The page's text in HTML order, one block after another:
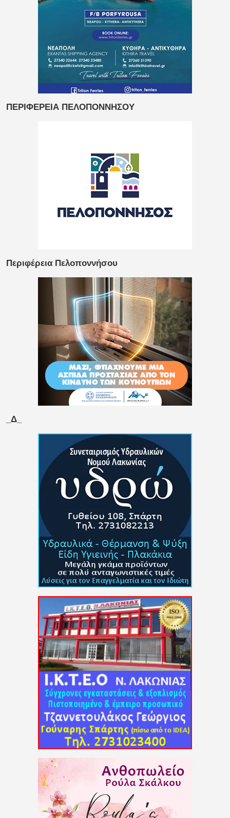
ΠΕΡΙΦΕΡΕΙΑ ΠΕΛΟΠΟΝΝΗΣΟΥ
Περιφέρεια Πελοποννήσου
_Δ_